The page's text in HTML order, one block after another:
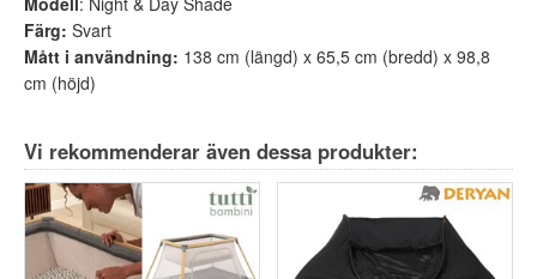
Färg: Svart
Mått i användning: 138 cm (längd) x 65,5 cm (bredd) x 98,8
cm (höjd)
Vi rekommenderar även dessa produkter: